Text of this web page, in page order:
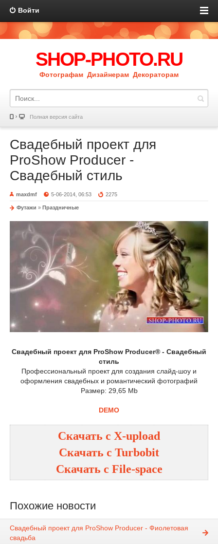
Войти
SHOP-PHOTO.RU
Фотографам Дизайнерам Декораторам
Полная версия сайта
Свадебный проект для
ProShow Producer -
Свадебный стиль
maxdmf 5-06-2014, 06:53 2275
Футажи » Праздничные
Свадебный проект для ProShow Producer® - Свадебный
стиль
Профессиональный проект для создания слайд-шоу и
оформления свадебных и романтический фотографий
Размер: 29,65 Mb
DEMO
Скачать с X-upload
Скачать с Turbobit
Скачать с File-space
Похожие новости
Свадебный проект для ProShow Producer - Фиолетовая
свадьба